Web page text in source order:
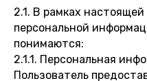
2.1. В рамках
персональной
понимаются:
2.1.1. Персональная
Пользователь